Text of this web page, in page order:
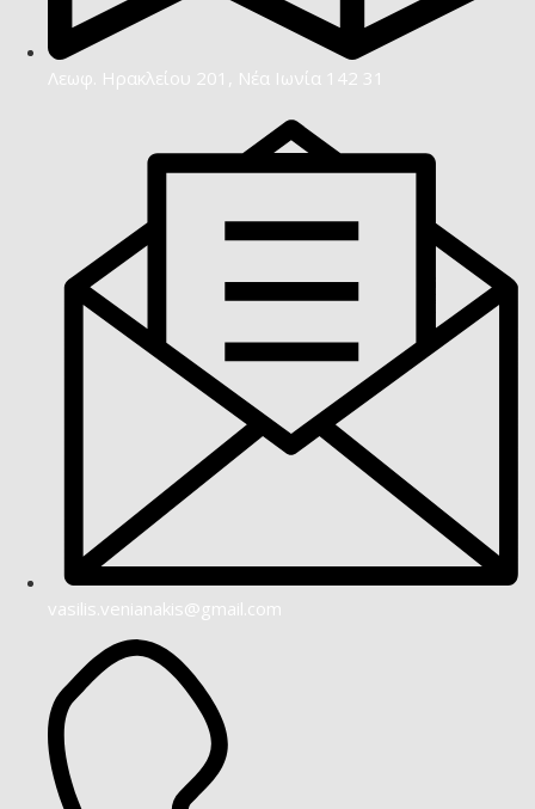
Λεωφ. Ηρακλείου 201, Νέα Ιωνία 142 31
vasilis.venianakis@gmail.com